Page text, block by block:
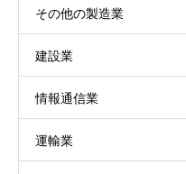
その他の製造業
建設業
情報通信業
運輸業